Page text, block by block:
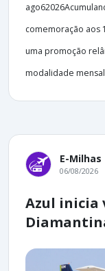
comemoração aos
uma promoção
modalidade
E-Milhas
06/08/2026
Azul inicia